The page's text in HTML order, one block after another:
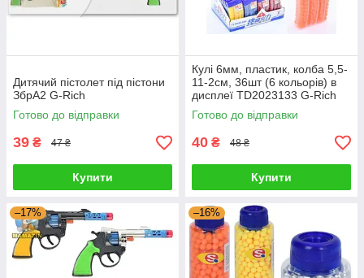
Дитячий пістолет під пістони
ЗбрA2 G-Rich
Готово до відправки
39 ₴ 47 ₴
Купити
Кулі 6мм, пластик, колба 5,5-
11-2см, 36шт (6 кольорів) в
дисплеї TD2023133 G-Rich
Готово до відправки
40 ₴ 48 ₴
Купити
–17% –16%